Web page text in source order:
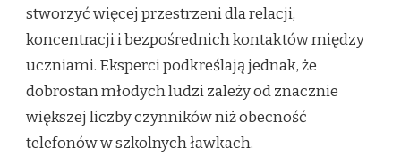
stworzyć więcej przestrzeni dla relacji,
koncentracji i bezpośrednich kontaktów między
uczniami. Eksperci podkreślają jednak, że
dobrostan młodych ludzi zależy od znacznie
większej liczby czynników niż obecność
telefonów w szkolnych ławkach.